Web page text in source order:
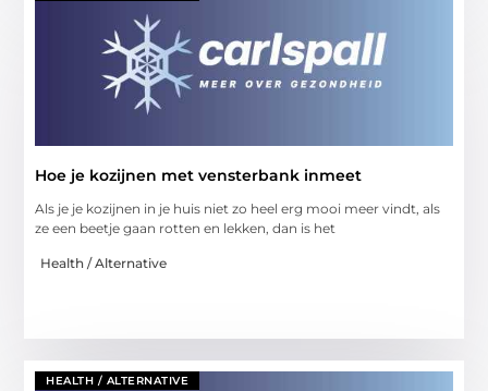
Hoe je kozijnen met vensterbank inmeet
Als je je kozijnen in je huis niet zo heel erg mooi meer vindt, als
ze een beetje gaan rotten en lekken, dan is het
Health / Alternative
HEALTH / ALTERNATIVE